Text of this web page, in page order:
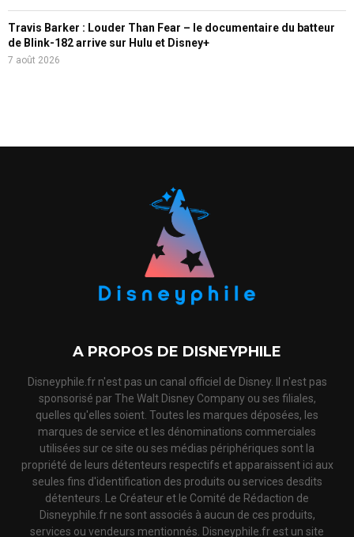
Travis Barker : Louder Than Fear – le documentaire du batteur
de Blink-182 arrive sur Hulu et Disney+
7 août 2026
A PROPOS DE DISNEYPHILE
Disneyphile.fr n'est pas un canal officiel de Disney. Il n'est pas
sponsorisé par The Walt Disney Company ou ses filiales,
quelles qu'elles soient. Toutes les marques déposées, les
marques de service et les dénominations commerciales
utilisées sur ce site ou ses médias périphériques sont la
propriété de leurs détenteurs respectifs et apparaissent ici aux
seules fins d'identification des produits ou services desdits
détenteurs. Le Créateur et le Comité de Rédaction de
Disneyphile.fr ne sont associés à aucun de ces produits,
services ou vendeurs mentionnés. Disneyphile.fr est un site